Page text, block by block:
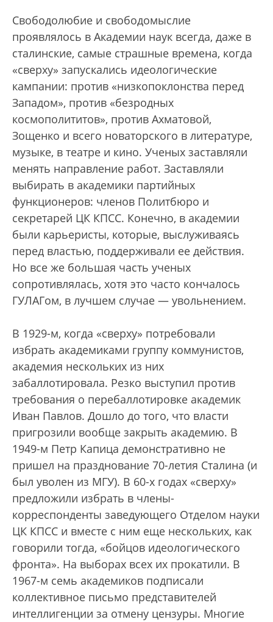
Свободолюбие и свободомыслие
проявлялось в Академии наук всегда, даже в
сталинские, самые страшные времена, когда
«сверху» запускались идеологические
кампании: против «низкопоклонства перед
Западом», против «безродных
космополититов», против Ахматовой,
Зощенко и всего новаторского в литературе,
музыке, в театре и кино. Ученых заставляли
менять направление работ. Заставляли
выбирать в академики партийных
функционеров: членов Политбюро и
секретарей ЦК КПСС. Конечно, в академии
были карьеристы, которые, выслуживаясь
перед властью, поддерживали ее действия.
Но все же большая часть ученых
сопротивлялась, хотя это часто кончалось
ГУЛАГом, в лучшем случае — увольнением.
В 1929-м, когда «сверху» потребовали
избрать академиками группу коммунистов,
академия нескольких из них
забаллотировала. Резко выступил против
требования о перебаллотировке академик
Иван Павлов. Дошло до того, что власти
пригрозили вообще закрыть академию. В
1949-м Петр Капица демонстративно не
пришел на празднование 70-летия Сталина (и
был уволен из МГУ). В 60-х годах «сверху»
предложили избрать в члены-
корреспонденты заведующего Отделом науки
ЦК КПСС и вместе с ним еще нескольких, как
говорили тогда, «бойцов идеологического
фронта». На выборах всех их прокатили. В
1967-м семь академиков подписали
коллективное письмо представителей
интеллигенции за отмену цензуры. Многие